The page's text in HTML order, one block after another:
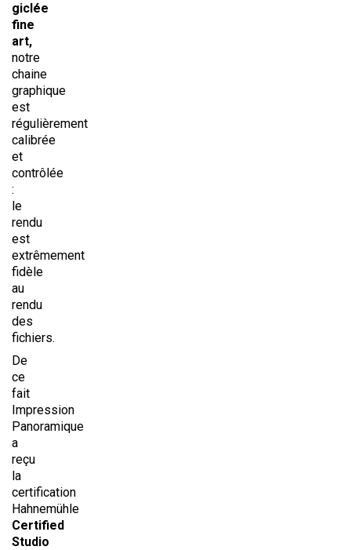
giclée
fine
art,
notre
chaine
graphique
est
régulièrement
calibrée
et
contrôlée
:
le
rendu
est
extrêmement
fidèle
au
rendu
des
fichiers.
De
ce
fait
Impression
Panoramique
a
reçu
la
certification
Hahnemühle
Certified
Studio